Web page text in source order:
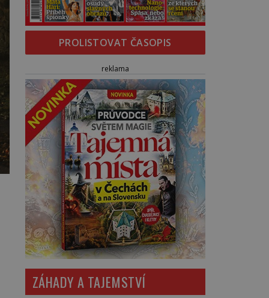
PROLISTOVAT ČASOPIS
reklama
ZÁHADY A TAJEMSTVÍ